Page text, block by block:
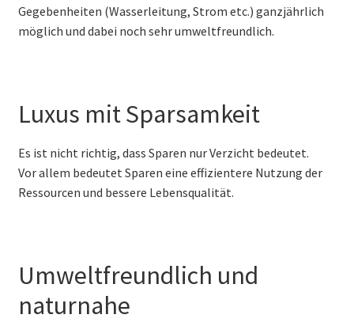
Gegebenheiten (Wasserleitung, Strom etc.) ganzjährlich
möglich und dabei noch sehr umweltfreundlich.
Luxus mit Sparsamkeit
Es ist nicht richtig, dass Sparen nur Verzicht bedeutet.
Vor allem bedeutet Sparen eine effizientere Nutzung der
Ressourcen und bessere Lebensqualität.
Umweltfreundlich und
naturnahe